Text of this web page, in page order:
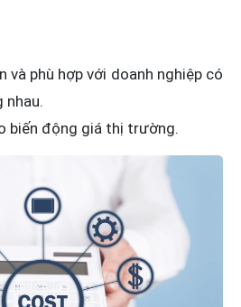
và phù hợp với doanh nghiệp có
nhau.
biến động giá thị trường.